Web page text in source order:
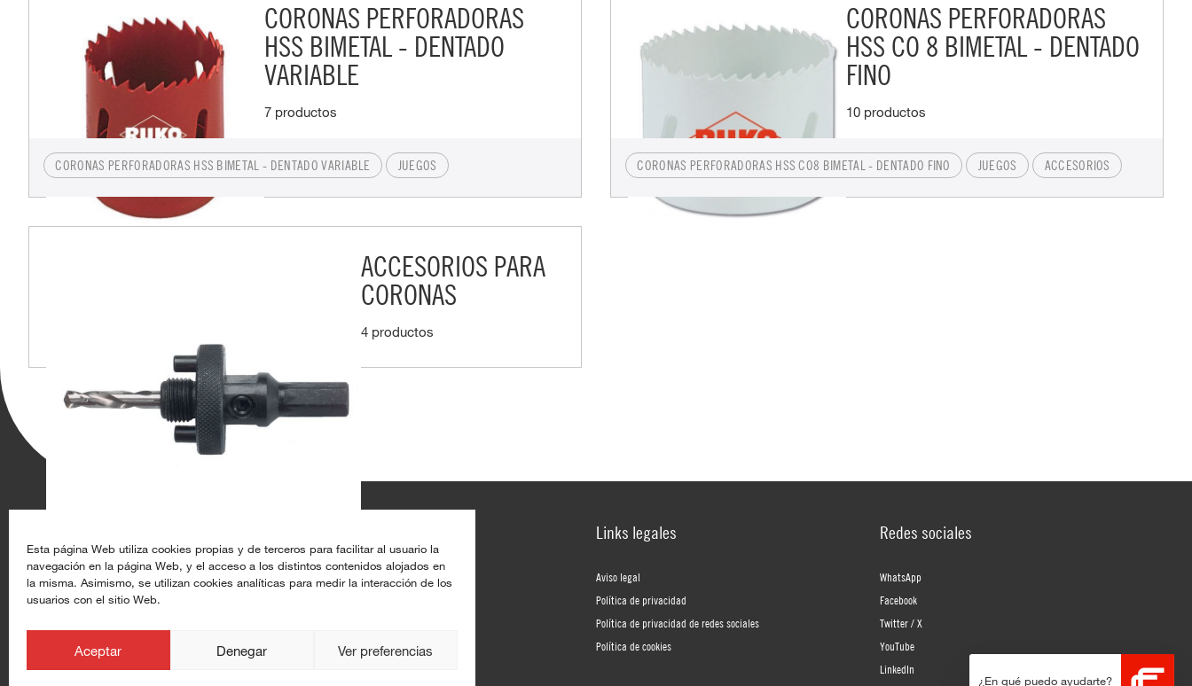
Esta página Web utiliza cookies propias y de terceros para facilitar al usuario la
navegación en la página Web, y el acceso a los distintos contenidos alojados en
la misma. Asimismo, se utilizan cookies analíticas para medir la interacción de los
usuarios con el sitio Web.
Aceptar Denegar Ver preferencias
CORONAS PERFORADORAS
HSS BIMETAL - DENTADO
VARIABLE
7 productos
CORONAS PERFORADORAS HSS BIMETAL - DENTADO VARIABLE JUEGOS
CORONAS PERFORADORAS
HSS CO 8 BIMETAL - DENTADO
FINO
10 productos
CORONAS PERFORADORAS HSS CO8 BIMETAL - DENTADO FINO JUEGOS ACCESORIOS
ACCESORIOS PARA
CORONAS
4 productos
Calle de Rey Pastor 17, 28914 Leganés (Madrid)
+34 91 633 44 50
aghasaturis.com
at.com.es
Datoproducto
Links legales
Aviso legal
Política de privacidad
Política de privacidad de redes sociales
Política de cookies
Redes sociales
WhatsApp
Facebook
Twitter / X
YouTube
LinkedIn
¿En qué puedo ayudarte?